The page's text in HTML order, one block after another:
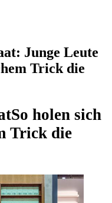
Junge Leute
Trick die
So holen sich
Trick die